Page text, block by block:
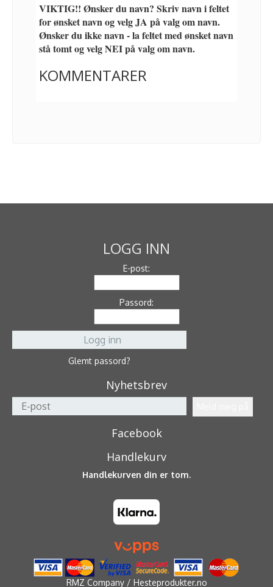
VIKTIG!! Ønsker du navn? Skriv navn i feltet
for ønsket navn og velg JA på valg om navn.
Ønsker du ikke navn - la feltet med ønsket navn
stå tomt og velg NEI på valg om navn.
KOMMENTARER
LOGG INN
E-post:
Passord:
Glemt passord?
Nyhetsbrev
Facebook
Handlekurv
Handlekurven din er tom.
RMZ Company / Hesteprodukter.no